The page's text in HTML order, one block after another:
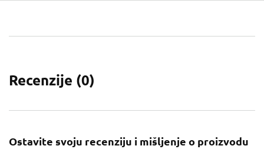
Recenzije (0)
Ostavite svoju recenziju i mišljenje o proizvodu